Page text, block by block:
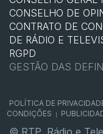
CONSELHO DE
CONTRATO DE
DE RÁDIO E
RGPD
GESTÃO DAS
POLÍTICA DE
CONDIÇÕES